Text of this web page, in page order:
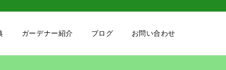
ガーデナー紹介 ブログ お問い合わせ